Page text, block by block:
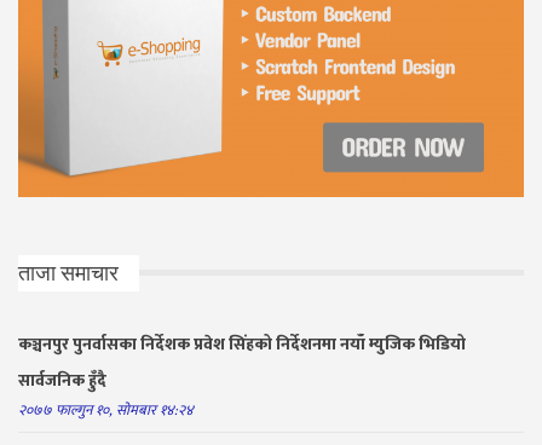
ताजा समाचार
कञ्चनपुर पुनर्वासका निर्देशक प्रवेश सिंहको निर्देशनमा नयाँ म्युजिक भिडियो
सार्वजनिक हुँदै
२०७७ फाल्गुन १०, सोमबार १४:२४